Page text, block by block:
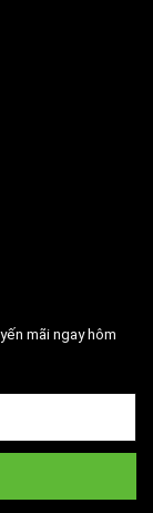
mãi ngay hôm